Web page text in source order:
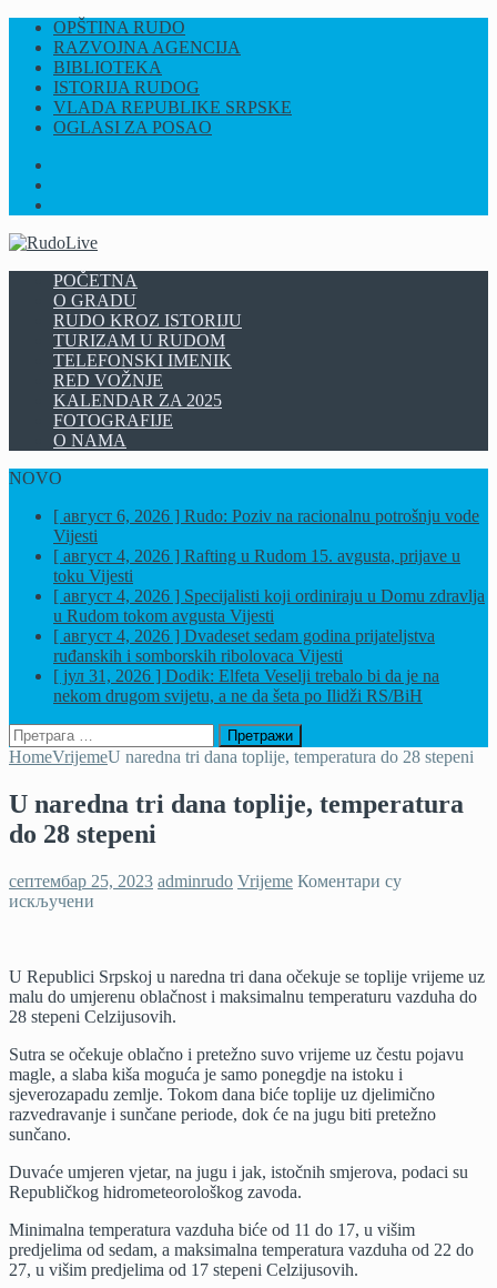
OPŠTINA RUDO
RAZVOJNA AGENCIJA
BIBLIOTEKA
ISTORIJA RUDOG
VLADA REPUBLIKE SRPSKE
OGLASI ZA POSAO
POČETNA
O GRADU
RUDO KROZ ISTORIJU
TURIZAM U RUDOM
TELEFONSKI IMENIK
RED VOŽNJE
KALENDAR ZA 2025
FOTOGRAFIJE
O NAMA
NOVO
[ август 6, 2026 ] Rudo: Poziv na racionalnu potrošnju vode
Vijesti
[ август 4, 2026 ] Rafting u Rudom 15. avgusta, prijave u
toku Vijesti
[ август 4, 2026 ] Specijalisti koji ordiniraju u Domu zdravlja
u Rudom tokom avgusta Vijesti
[ август 4, 2026 ] Dvadeset sedam godina prijateljstva
ruđanskih i somborskih ribolovaca Vijesti
[ јул 31, 2026 ] Dodik: Elfeta Veselji trebalo bi da je na
nekom drugom svijetu, a ne da šeta po Ilidži RS/BiH
Претрага
за:
HomeVrijemeU naredna tri dana toplije, temperatura do 28 stepeni
U naredna tri dana toplije, temperatura
do 28 stepeni
септембар 25, 2023 adminrudo Vrijeme Коментари су
искључени
dana
toplije,
temperatura
28
stepeni
U Republici Srpskoj u naredna tri dana očekuje se toplije vrijeme uz
malu do umjerenu oblačnost i maksimalnu temperaturu vazduha do
28 stepeni Celzijusovih.
Sutra se očekuje oblačno i pretežno suvo vrijeme uz čestu pojavu
magle, a slaba kiša moguća je samo ponegdje na istoku i
sjeverozapadu zemlje. Tokom dana biće toplije uz djelimično
razvedravanje i sunčane periode, dok će na jugu biti pretežno
sunčano.
Duvaće umjeren vjetar, na jugu i jak, istočnih smjerova, podaci su
Republičkog hidrometeorološkog zavoda.
Minimalna temperatura vazduha biće od 11 do 17, u višim
predjelima od sedam, a maksimalna temperatura vazduha od 22 do
27, u višim predjelima od 17 stepeni Celzijusovih.